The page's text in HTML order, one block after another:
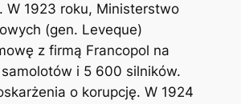
W 1923 roku, Ministerstwo
(gen. Leveque)
z firmą Francopol na
i 5 600 silników.
o korupcję. W 1924